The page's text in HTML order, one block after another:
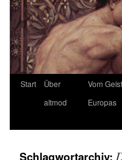
Start
Über
altmod
Vom Geist
Europas
Schlagwortarchiv: